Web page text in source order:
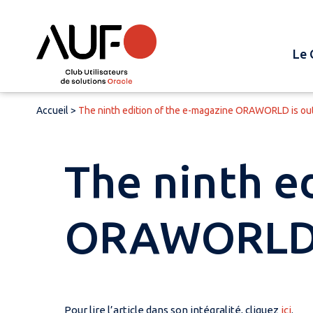
Le
Accueil > The ninth edition of the e-magazine ORAWORLD is
The ninth
Pour lire l’article dans son intégralité, cliquez ici.